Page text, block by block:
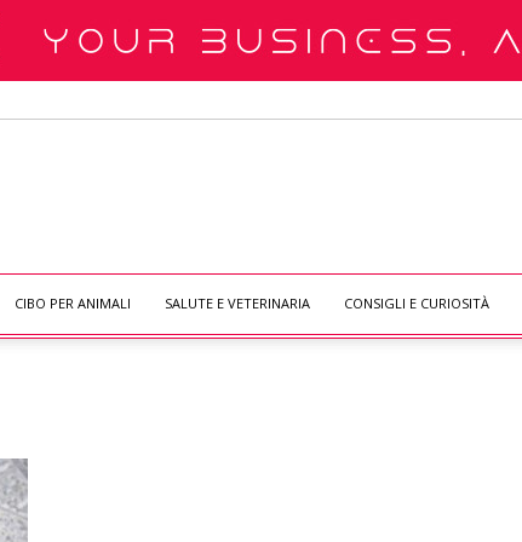
CIBO PER ANIMALI SALUTE E VETERINARIA CONSIGLI E CURIOSITÀ